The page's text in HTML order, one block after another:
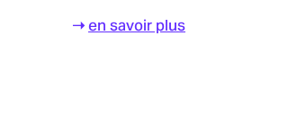
➝en savoir plus